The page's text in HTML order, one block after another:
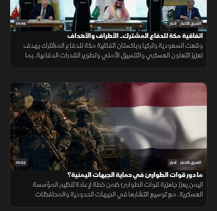
01:46 الشرق للأخبار أخبار
اتفاقية مكة للدفاع المشترك.. الأطراف والأهداف
وقعت السعودية وتركيا وباكستان اتفاقية مكة للدفاع المشترك بهدف
تعزيز التعاون العسكري والتنسيق الأمني وتطوير القدرات الدفاعية، بما
01:32 الشرق للأخبار أخبار
ما دور قوات الطوارئ في حماية الجبهات اليمنية؟
اليمن يعزز جاهزية قوات الطوارئ ضمن خطة لإعادة تنظيم المؤسسة
العسكرية، مع توسيع انتشارها في الجبهات الحدودية والمحافظات